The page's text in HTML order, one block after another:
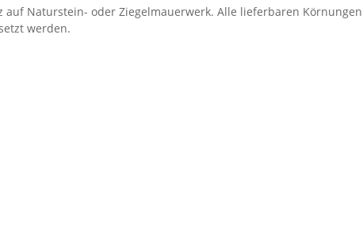
Naturstein- oder Ziegelmauerwerk. Alle lieferbaren Körnungen
werden.